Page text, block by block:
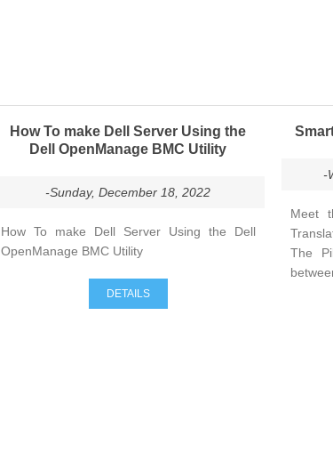
How To make Dell Server Using the
Dell OpenManage BMC Utility
-Sunday, December 18, 2022
How To make Dell Server Using the Dell
OpenManage BMC Utility
DETAILS
-
Meet
The